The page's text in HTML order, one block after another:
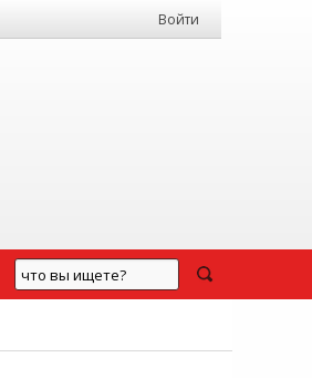
Войти